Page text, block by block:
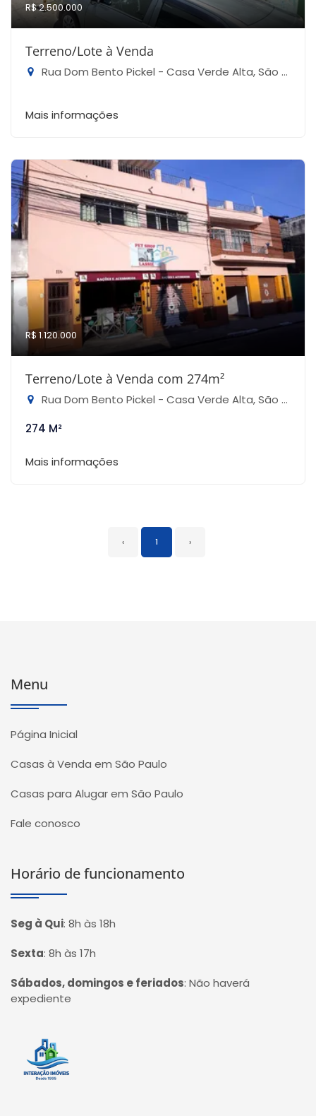
R$ 2.500.000
Terreno/Lote à Venda
Rua Dom Bento Pickel - Casa Verde Alta, São Paulo-SP
Mais informações
R$ 1.120.000
Terreno/Lote à Venda com 274m²
Rua Dom Bento Pickel - Casa Verde Alta, São Paulo-SP
274 M²
Mais informações
‹ 1 ›
Menu
Página Inicial
Casas à Venda em São Paulo
Casas para Alugar em São Paulo
Fale conosco
Horário de funcionamento
Seg à Qui: 8h às 18h
Sexta: 8h às 17h
Sábados, domingos e feriados: Não haverá
expediente
Página inicial